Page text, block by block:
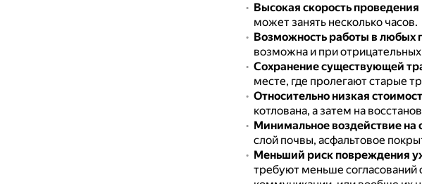
Высокая скорость проведения
может занять несколько часов.
Возможность работы в любых
возможна и при
Сохранение существующей
месте, где пролегают старые
Относительно низкая
котлована, а затем на
Минимальное воздействие
слой почвы, асфальтовое
Меньший риск повреждения
требуют меньше